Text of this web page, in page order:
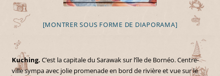
[MONTRER SOUS FORME DE DIAPORAMA]
Kuching. C’est la capitale du Sarawak sur l’île de Bornéo. Centre-
ville sympa avec jolie promenade en bord de rivière et vue sur le